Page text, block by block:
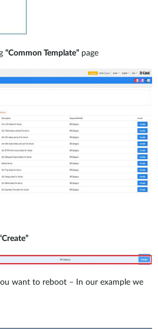
“Common Template” page
want to reboot – In our example we